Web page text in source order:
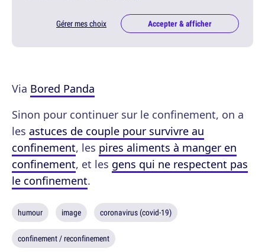
Gérer mes choix Accepter & afficher
Via Bored Panda
Sinon pour continuer sur le confinement, on a
les astuces de couple pour survivre au
confinement, les pires aliments à manger en
confinement, et les gens qui ne respectent pas
le confinement.
humour image coronavirus (covid-19)
confinement / reconfinement